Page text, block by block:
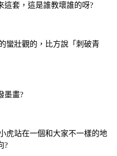
這套，這是誰教壞誰的呀?
蠻壯觀的，比方說「刺破青
墨畫?
虎站在一個和大家不一樣的地
?